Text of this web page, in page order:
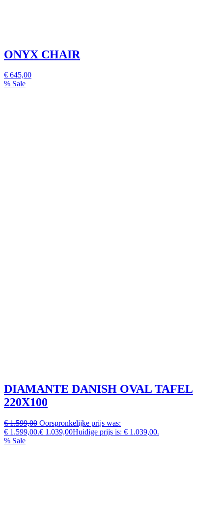
ONYX CHAIR
€ 645,00
% Sale
DIAMANTE DANISH OVAL TAFEL
220X100
€ 1.599,00 Oorspronkelijke prijs was:
€ 1.599,00.€ 1.039,00Huidige prijs is: € 1.039,00.
% Sale